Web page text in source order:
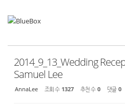
2014_9_13_Wedding
Samuel Lee
AnnaLee 조회 수 1327 추천 수 0 댓글 0
스케치
스케치